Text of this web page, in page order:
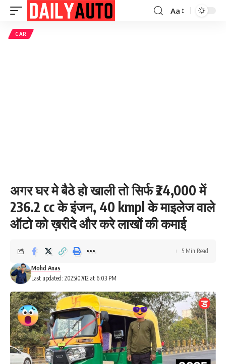
Font
Aa
CAR
अगर घर मे बैठे हो खाली तो सिर्फ ₹24,000 में
236.2 cc के इंजन, 40 kmpl के माइलेज वाले
ऑटो को ख़रीदे और करे लाखों की कमाई
Last updated: 2025/07/12 at 6:03 PM
Mohd Anas
5 Min Read